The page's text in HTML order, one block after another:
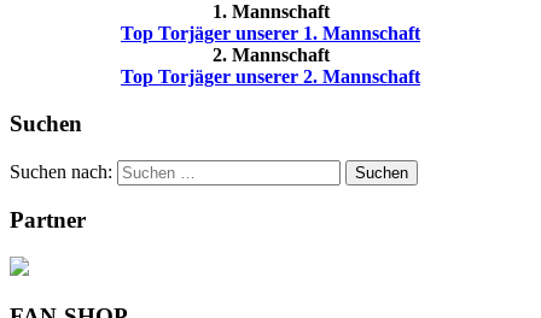
1. Mannschaft
Top Torjäger unserer 1. Mannschaft
2. Mannschaft
Top Torjäger unserer 2. Mannschaft
Suchen
Suchen nach: Suchen
Partner